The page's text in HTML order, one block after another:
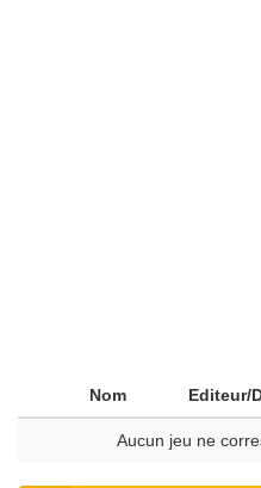
Nom Editeur/
Aucun jeu ne